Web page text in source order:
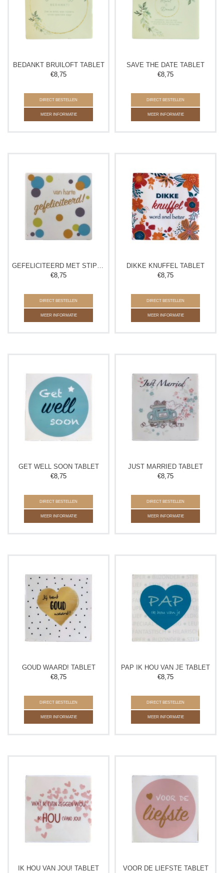
BEDANKT BRUILOFT TABLET
€8,75
DIRECT BESTELLEN
MEER INFORMATIE
SAVE THE DATE TABLET
€8,75
DIRECT BESTELLEN
MEER INFORMATIE
GEFELICITEERD MET STIPPEN TABLET
€8,75
DIRECT BESTELLEN
MEER INFORMATIE
DIKKE KNUFFEL TABLET
€8,75
DIRECT BESTELLEN
MEER INFORMATIE
GET WELL SOON TABLET
€8,75
DIRECT BESTELLEN
MEER INFORMATIE
JUST MARRIED TABLET
€8,75
DIRECT BESTELLEN
MEER INFORMATIE
GOUD WAARD! TABLET
€8,75
DIRECT BESTELLEN
MEER INFORMATIE
PAP IK HOU VAN JE TABLET
€8,75
DIRECT BESTELLEN
MEER INFORMATIE
IK HOU VAN JOU! TABLET VOOR DE LIEFSTE TABLET